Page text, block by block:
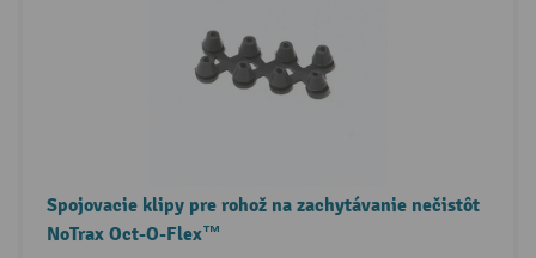
Spojovacie klipy pre rohož na zachytávanie nečistôt
NoTrax Oct-O-Flex™